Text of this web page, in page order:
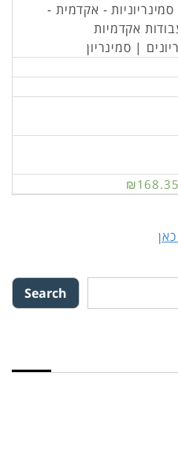
סמינריוניות - אקדמית -
אקדמיות
| סמינריון
₪168.35
Search